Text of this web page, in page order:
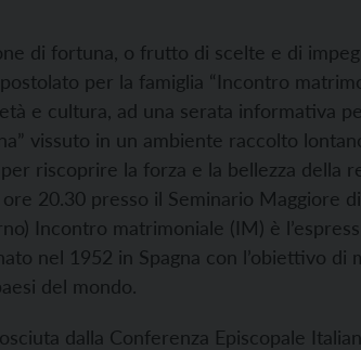
di fortuna, o frutto di scelte e di
per la famiglia “Incontro
e cultura, ad una serata informativa
vissuto in un ambiente raccolto
riscoprire la forza e la bellezza della
20.30 presso il Seminario Maggiore
Incontro matrimoniale (IM) è
nel 1952 in Spagna con l’obiettivo di
del mondo.
dalla Conferenza Episcopale